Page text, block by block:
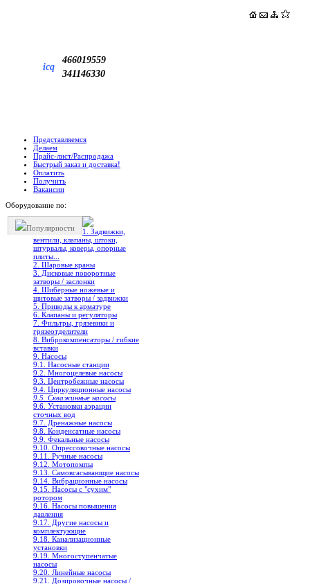
icq
466019559
341146330
Представляемся
Делаем
Прайс-лист/Распродажа
Быстрый заказ и доставка!
Оплатить
Получить
Вакансии
Оборудование по:
Популярности
1. Задвижки,
вентили, клапаны, штоки,
штурвалы, коверы, опорные
плиты...
2. Шаровые краны
3. Дисковые поворотные
затворы / заслонки
4. Шиберные ножевые и
щитовые затворы / задвижки
5. Приводы к арматуре
6. Клапаны и регуляторы
7. Фильтры, грязевики и
грязеотделители
8. Виброкомпенсаторы / гибкие
вставки
9. Насосы
9.1. Насосные станции
9.2. Многоцелевые насосы
9.3. Центробежные насосы
9.4. Циркуляционные насосы
9.5. Скважинные насосы
9.6. Установки аэрации
сточных вод
9.7. Дренажные насосы
9.8. Конденсатные насосы
9.9. Фекальные насосы
9.10. Опрессовочные насосы
9.11. Ручные насосы
9.12. Мотопомпы
9.13. Самовсасывающие насосы
9.14. Вибрационные насосы
9.15. Насосы с "сухим"
ротором
9.16. Насосы повышения
давления
9.17. Другие насосы и
комплектующие
9.18. Канализационные
установки
9.19. Многоступенчатые
насосы
9.20. Линейные насосы
9.21. Дозировочные насосы /